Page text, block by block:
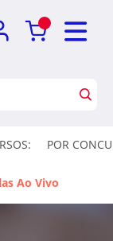
POR
Ao Vivo